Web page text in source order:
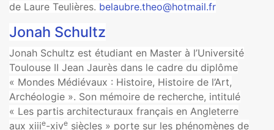
de Laure Teulières. belaubre.theo@hotmail.fr
Jonah Schultz
Jonah Schultz est étudiant en Master à l’Université
Toulouse II Jean Jaurès dans le cadre du diplôme
« Mondes Médiévaux : Histoire, Histoire de l’Art,
Archéologie ». Son mémoire de recherche, intitulé
« Les partis architecturaux français en Angleterre
aux xiiie-xive siècles » porte sur les phénomènes de